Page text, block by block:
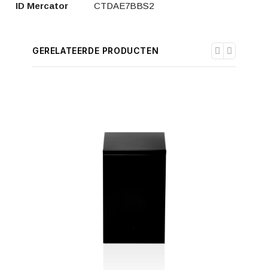
ID Mercator
CTDAE7BBS2
GERELATEERDE PRODUCTEN